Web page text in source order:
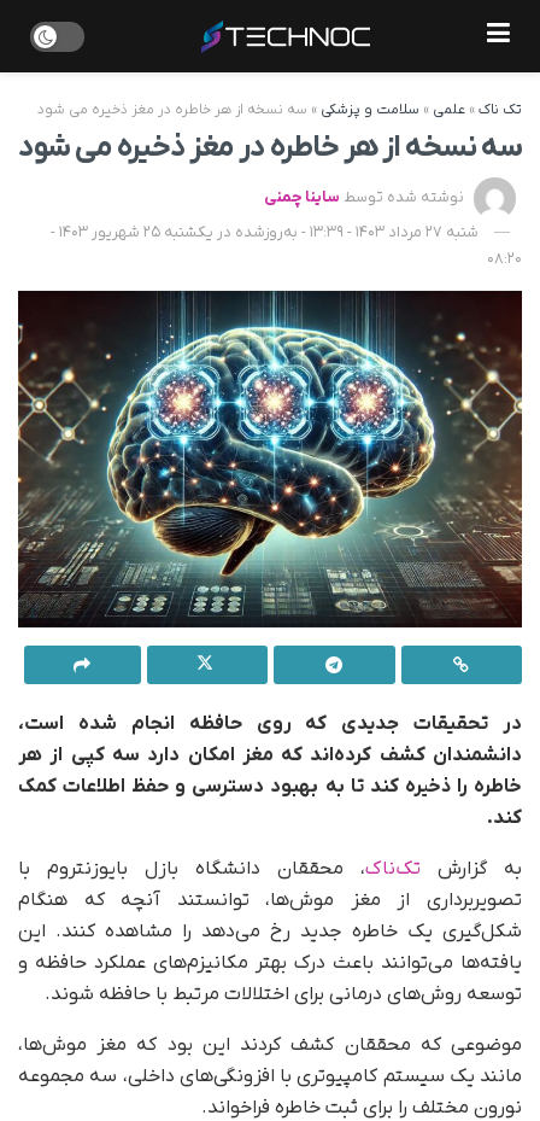
تک ناک» علمی » سلامت و پزشکی » سه نسخه از هر خاطره در مغز ذخیره می شود
سه نسخه از هر خاطره در مغز ذخیره می شود
نوشته شده توسط ساینا چمنی
شنبه 27 مرداد 1403 - 13:39 - به‌روزشده در یکشنبه 25 شهریور 1403 -
08:20
در تحقیقات جدیدی که روی حافظه انجام شده است،
دانشمندان کشف کرده‌اند که مغز امکان دارد سه کپی از هر
خاطره را ذخیره کند تا به بهبود دسترسی و حفظ اطلاعات کمک
کند.
به گزارش تک‌ناک، محققان دانشگاه بازل بایوزنتروم با
تصویربرداری از مغز موش‌ها، توانستند آنچه که هنگام
شکل‌گیری یک خاطره جدید رخ می‌دهد را مشاهده کنند. این
یافته‌ها می‌توانند باعث درک بهتر مکانیزم‌های عملکرد حافظه و
توسعه روش‌های درمانی برای اختلالات مرتبط با حافظه شوند.
موضوعی که محققان کشف کردند این بود که مغز موش‌ها،
مانند یک سیستم کامپیوتری با افزونگی‌های داخلی، سه مجموعه
نورون مختلف را برای ثبت خاطره فراخواند.